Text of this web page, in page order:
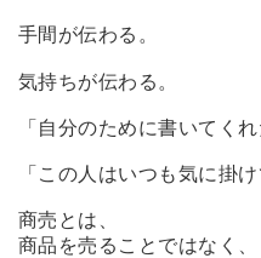
手間が伝わる。
気持ちが伝わる。
「自分のために書いてくれ
「この人はいつも気に掛
商売とは、
商品を売ることではなく、